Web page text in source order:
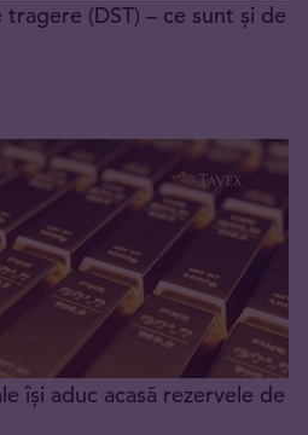
(DST) – ce sunt și de
își aduc acasă rezervele de